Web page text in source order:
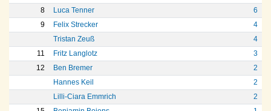
8
Luca Tenner
6
9
Felix Strecker
4
Tristan Zeuß
4
11
Fritz Langlotz
3
12
Ben Bremer
2
Hannes Keil
2
Lilli-Ciara Emmrich
2